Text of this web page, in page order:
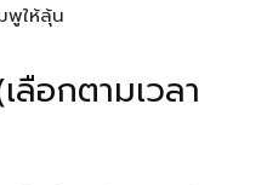
พูให้ลุ้น
อกตามเวลา